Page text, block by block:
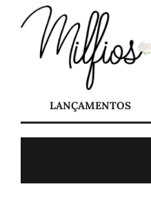
LANÇAMENTOS